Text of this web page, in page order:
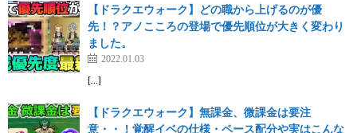
【ドラクエウォーク】どの職から上げるのが優
先！？アノこころの登場で優先順位が大きく変わり
ました。
2022.01.03
[…]
【ドラクエウォーク】無課金、微課金は要注
意・・！覚醒イベの仕様・ペース配分や実はこんな